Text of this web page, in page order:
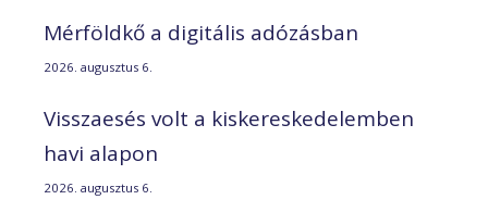
Mérföldkő a digitális adózásban
2026. augusztus 6.
Visszaesés volt a kiskereskedelemben
havi alapon
2026. augusztus 6.